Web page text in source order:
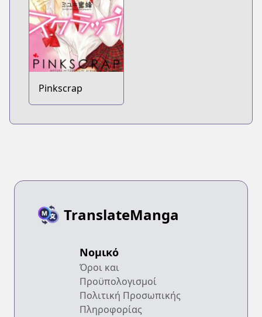
Pinkscrap
TranslateManga
Νομικό
Όροι και
Προϋπολογισμοί
Πολιτική Προσωπικής
Πληροφορίας